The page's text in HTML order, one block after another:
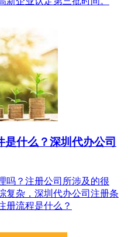
什么？深圳代办公司
吗？注册公司所涉及的很
复杂，深圳代办公司注册条
册流程是什么？